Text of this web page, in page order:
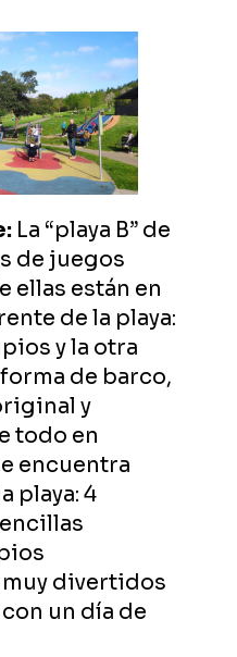
La “playa B” de
de juegos
ellas están en
de la playa:
y la otra
de barco,
y
todo en
encuentra
playa: 4
divertidos
un día de